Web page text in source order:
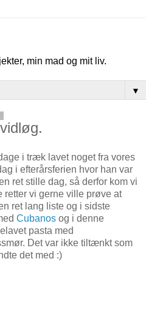
min mad og mit liv.
▼
i træk lavet noget fra vores
i efterårsferien hvor han var
ret stille dag, så derfor kom vi
retter vi gerne ville prøve at
ret lang liste og i sidste
Cubanos og i denne
pasta med
Det var ikke tiltænkt som
det med :)